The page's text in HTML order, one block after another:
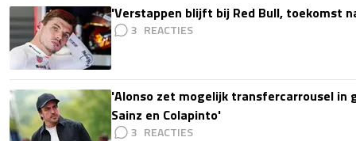
'Verstappen blijft bij Red Bull, toekomst
3
'Alonso zet mogelijk transfercarrousel in
Sainz en Colapinto'
3